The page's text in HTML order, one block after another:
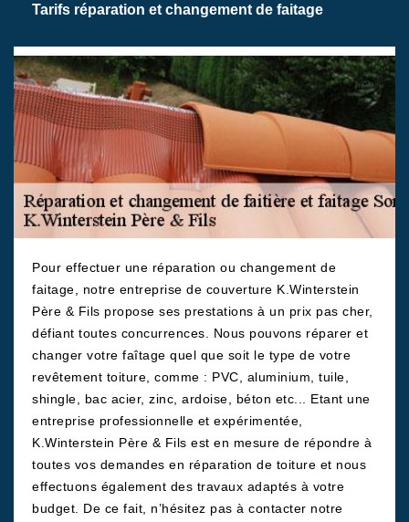
Tarifs réparation et changement de faitage
Pour effectuer une réparation ou changement de
faitage, notre entreprise de couverture K.Winterstein
Père & Fils propose ses prestations à un prix pas cher,
défiant toutes concurrences. Nous pouvons réparer et
changer votre faîtage quel que soit le type de votre
revêtement toiture, comme : PVC, aluminium, tuile,
shingle, bac acier, zinc, ardoise, béton etc... Etant une
entreprise professionnelle et expérimentée,
K.Winterstein Père & Fils est en mesure de répondre à
toutes vos demandes en réparation de toiture et nous
effectuons également des travaux adaptés à votre
budget. De ce fait, n’hésitez pas à contacter notre